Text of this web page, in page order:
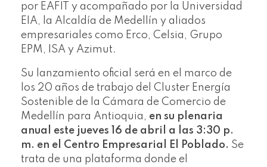
por EAFIT y acompañado por la Universidad
EIA, la Alcaldía de Medellín y aliados
empresariales como Erco, Celsia, Grupo
EPM, ISA y Azimut.
Su lanzamiento oficial será en el marco de
los 20 años de trabajo del Cluster Energía
Sostenible de la Cámara de Comercio de
Medellín para Antioquia, en su plenaria
anual este jueves 16 de abril a las 3:30 p.
m. en el Centro Empresarial El Poblado. Se
trata de una plataforma donde el